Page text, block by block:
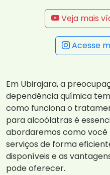
Veja mais
Acesse
Em Ubirajara, a
dependência química
como funciona o
para alcoólatras é
abordaremos como você
serviços de forma
disponíveis e as
pode oferecer.